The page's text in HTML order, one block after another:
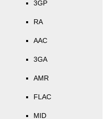
3GP
RA
AAC
3GA
AMR
FLAC
MID